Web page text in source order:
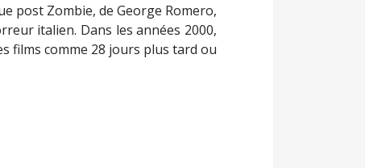
post Zombie, de George Romero,
italien. Dans les années 2000,
films comme 28 jours plus tard ou